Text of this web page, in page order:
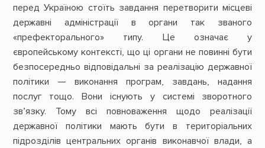
перед Україною стоїть завдання перетворити місцеві
державні адміністрації в органи так званого
«префекторального» типу. Це означає у
європейському контексті, що ці органи не повинні бути
безпосередньо відповідальні за реалізацію державної
політики — виконання програм, завдань, надання
послуг тощо. Вони існують у системі зворотного
зв’язку. Тому всі повноваження щодо реалізації
державної політики мають бути в територіальних
підрозділів центральних органів виконавчої влади, а